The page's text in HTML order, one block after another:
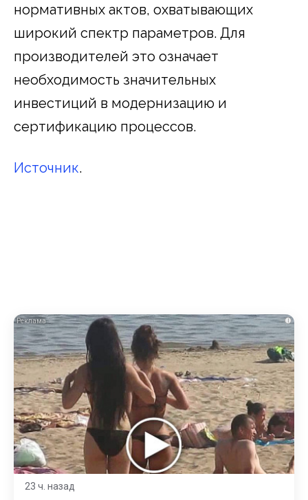
нормативных актов, охватывающих
широкий спектр параметров. Для
производителей это означает
необходимость значительных
инвестиций в модернизацию и
сертификацию процессов.
Источник.
i
23 ч. назад